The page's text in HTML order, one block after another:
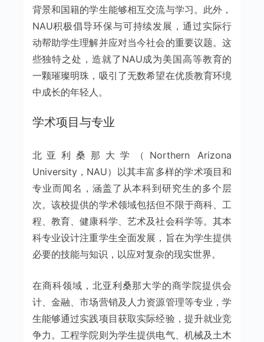
背景和国籍的学生能够相互交流与学习。此外，
NAU积极倡导环保与可持续发展，通过实际行
动帮助学生理解并应对当今社会的重要议题。这
些独特之处，造就了NAU成为美国高等教育的
一颗璀璨明珠，吸引了无数希望在优质教育环境
中成长的年轻人。
学术项目与专业
北亚利桑那大学（Northern Arizona
University，NAU）以其丰富多样的学术项目和
专业而闻名，涵盖了从本科到研究生的多个层
次。该校提供的学术领域包括但不限于商科、工
程、教育、健康科学、艺术及社会科学等。其本
科专业设计注重学生全面发展，旨在为学生提供
必要的技能与知识，以应对复杂的现实世界。
在商科领域，北亚利桑那大学的商学院提供会
计、金融、市场营销及人力资源管理等专业，学
生能够通过实践项目获取实际经验，提升就业竞
争力。工程学院则为学生提供电气、机械及土木